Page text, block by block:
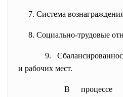
7. Система
8. Социально-трудовые
9.
и рабочих мест.
В процессе